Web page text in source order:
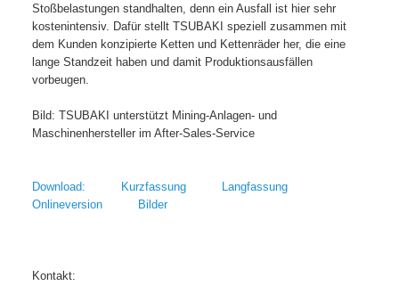
Stoßbelastungen standhalten, denn ein Ausfall ist hier sehr
kostenintensiv. Dafür stellt TSUBAKI speziell zusammen mit
dem Kunden konzipierte Ketten und Kettenräder her, die eine
lange Standzeit haben und damit Produktionsausfällen
vorbeugen.
Bild: TSUBAKI unterstützt Mining-Anlagen- und
Maschinenhersteller im After-Sales-Service
Download: Kurzfassung Langfassung
Onlineversion Bilder
Kontakt: